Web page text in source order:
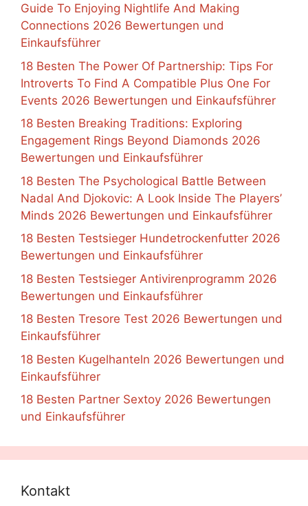
Guide To Enjoying Nightlife And Making
Connections 2026 Bewertungen und
Einkaufsführer
18 Besten The Power Of Partnership: Tips For
Introverts To Find A Compatible Plus One For
Events 2026 Bewertungen und Einkaufsführer
18 Besten Breaking Traditions: Exploring
Engagement Rings Beyond Diamonds 2026
Bewertungen und Einkaufsführer
18 Besten The Psychological Battle Between
Nadal And Djokovic: A Look Inside The Players’
Minds 2026 Bewertungen und Einkaufsführer
18 Besten Testsieger Hundetrockenfutter 2026
Bewertungen und Einkaufsführer
18 Besten Testsieger Antivirenprogramm 2026
Bewertungen und Einkaufsführer
18 Besten Tresore Test 2026 Bewertungen und
Einkaufsführer
18 Besten Kugelhanteln 2026 Bewertungen und
Einkaufsführer
18 Besten Partner Sextoy 2026 Bewertungen
und Einkaufsführer
Kontakt